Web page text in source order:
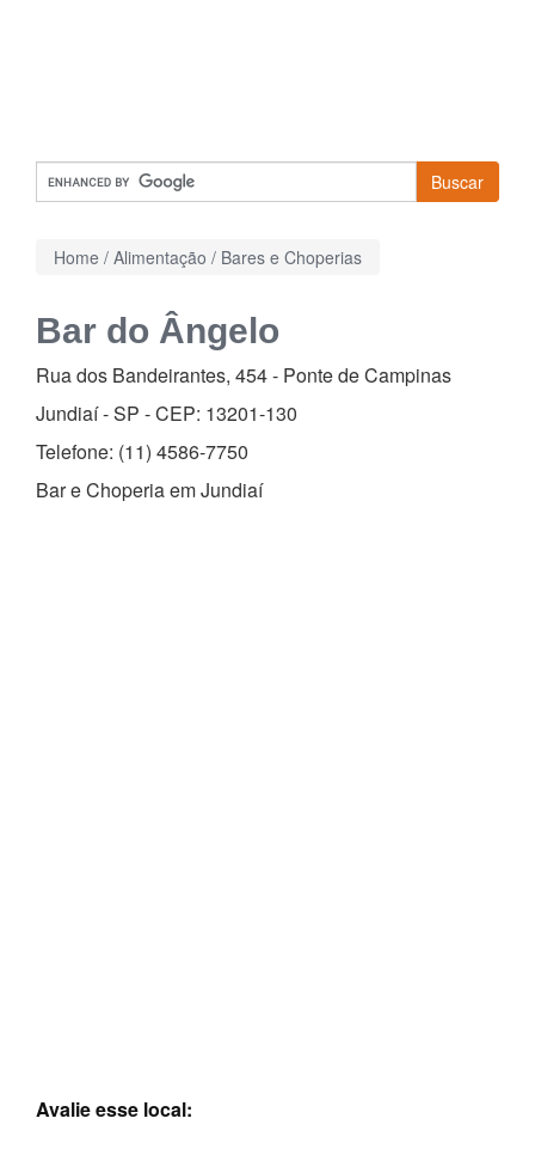
Buscar
Home / Alimentação / Bares e Choperias
Bar do Ângelo
Rua dos Bandeirantes, 454- Ponte de Campinas
Jundiaí - SP - CEP: 13201-130
Telefone: (11) 4586-7750
Bar e Choperia em Jundiaí
Avalie esse local: